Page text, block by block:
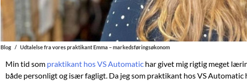
Blog / Udtalelse fra vores praktikant Emma – markedsføringsøkonom
Min tid som praktikant hos VS Automatic har givet mig rigtig meget
både personligt og især fagligt. Da jeg som praktikant hos VS